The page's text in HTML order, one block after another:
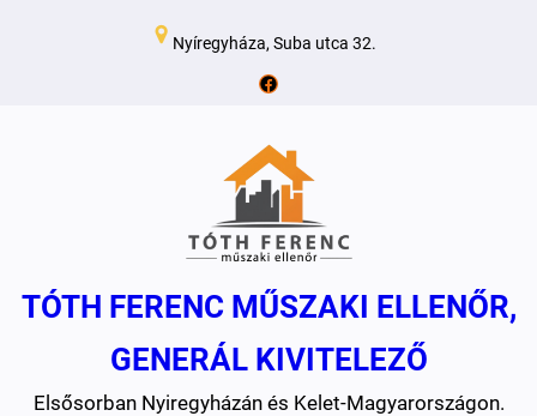
Nyíregyháza, Suba utca 32.
Facebook
TÓTH FERENC MŰSZAKI ELLENŐR,
GENERÁL KIVITELEZŐ
Elsősorban Nyiregyházán és Kelet-Magyarországon.